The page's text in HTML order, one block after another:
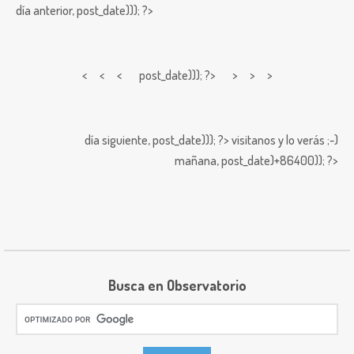
día anterior,post_date))); ?>
< < < post_date))); ?> > > >
día siguiente,post_date))); ?> visitanos y lo verás ;-)
mañana,post_date)+86400)); ?>
Busca en Observatorio